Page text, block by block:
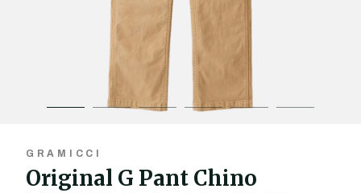
GRAMICCI
Original G Pant Chino